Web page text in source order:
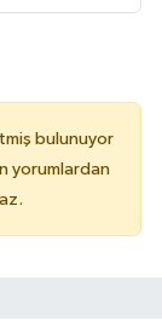
bulunuyor
yorumlardan